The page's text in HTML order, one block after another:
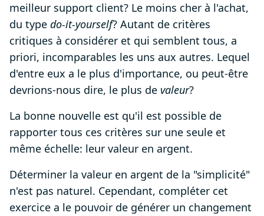
meilleur support client? Le moins cher à l'achat,
du type do-it-yourself? Autant de critères
critiques à considérer et qui semblent tous, a
priori, incomparables les uns aux autres. Lequel
d'entre eux a le plus d'importance, ou peut-être
devrions-nous dire, le plus de valeur?
La bonne nouvelle est qu'il est possible de
rapporter tous ces critères sur une seule et
même échelle: leur valeur en argent.
Déterminer la valeur en argent de la "simplicité"
n'est pas naturel. Cependant, compléter cet
exercice a le pouvoir de générer un changement